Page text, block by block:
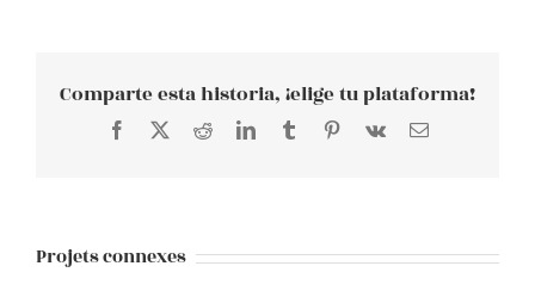
Comparte esta historia, ¡elige tu plataforma!
Facebook
X RedditLinkedInTumblrPinterest
Vk
E-
Projets connexes